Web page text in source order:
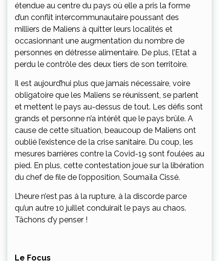
étendue au centre du pays où elle a pris la forme
d’un conflit intercommunautaire poussant des
milliers de Maliens à quitter leurs localités et
occasionnant une augmentation du nombre de
personnes en détresse alimentaire. De plus, l’Etat a
perdu le contrôle des deux tiers de son territoire.
Il est aujourd’hui plus que jamais nécessaire, voire
obligatoire que les Maliens se réunissent, se parlent
et mettent le pays au-dessus de tout. Les défis sont
grands et personne n’a intérêt que le pays brûle. A
cause de cette situation, beaucoup de Maliens ont
oublié l’existence de la crise sanitaire. Du coup, les
mesures barrières contre la Covid-19 sont foulées au
pied. En plus, cette contestation joue sur la libération
du chef de file de l’opposition, Soumaïla Cissé.
L’heure n’est pas à la rupture, à la discorde parce
qu’un autre 10 juillet conduirait le pays au chaos.
Tâchons d’y penser !
Le Focus